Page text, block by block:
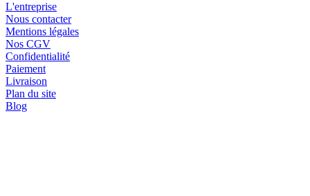
L'entreprise
Nous contacter
Mentions légales
Nos CGV
Confidentialité
Paiement
Livraison
Plan du site
Blog